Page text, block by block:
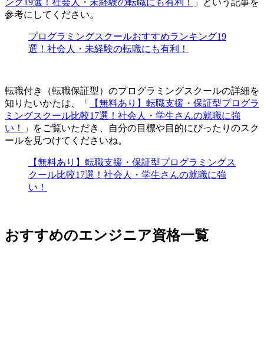
ング19選！社会人・未経験の転職にも有利！
」という記事を
参考にしてください。
プログラミングスクールおすすめランキング19
選！社会人・未経験の転職にも有利！
転職付き（転職保証型）のプログラミングスクールの詳細を
知りたいかたは、「
【無料あり】転職支援・保証型プログラ
ミングスクール比較17選！社会人・学生さんの就職に強
い！
」をご覧いただき、自分の目標や目的にぴったりのスク
ールを見つけてくださいね。
【無料あり】転職支援・保証型プログラミングス
クール比較17選！社会人・学生さんの就職に強
い！
おすすめのエンジニア資格一覧